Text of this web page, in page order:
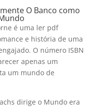
O Banco como
é uma ler pdf
e história de uma
O número ISBN
apenas um
um mundo de
dirige o Mundo era